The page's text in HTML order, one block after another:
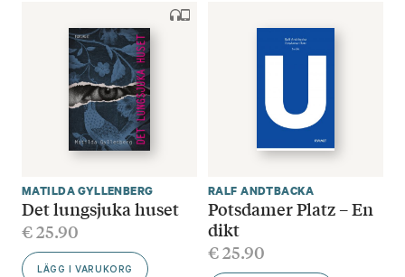
MATILDA GYLLENBERG
Det lungsjuka huset
€25.90
LÄGG I VARUKORG
RALF ANDTBACKA
Potsdamer Platz – En
dikt
€25.90